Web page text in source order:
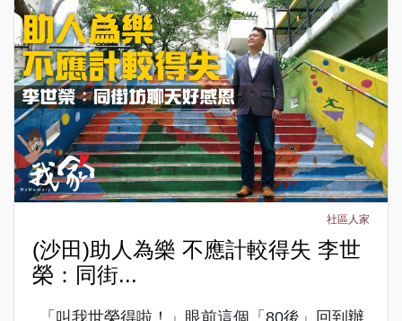
社區人家
(沙田)助人為樂 不應計較得失 李世
榮：同街...
「叫我世榮得啦！」眼前這個「80後」回到辦